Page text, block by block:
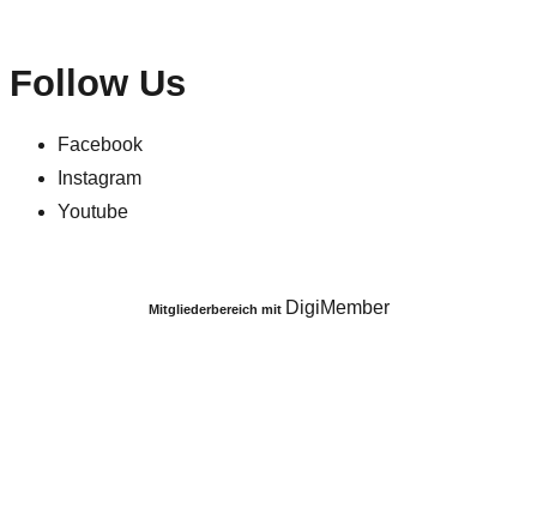
Follow Us
Facebook
Instagram
Youtube
Mitgliederbereich mit DigiMember